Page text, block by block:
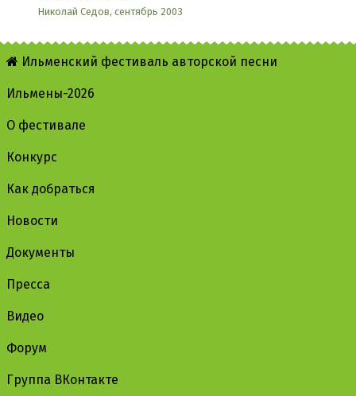
Николай Седов, сентябрь 2003
Ильменский фестиваль авторской песни
Ильмены-2026
О фестивале
Конкурс
Как добраться
Новости
Документы
Пресса
Видео
Форум
Группа ВКонтакте